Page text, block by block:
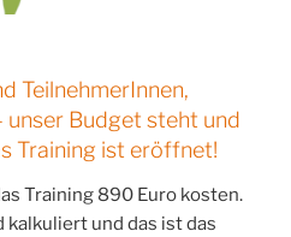
TeilnehmerInnen,
unser Budget steht und
Training ist eröffnet!
Training 890 Euro kosten.
und das ist das